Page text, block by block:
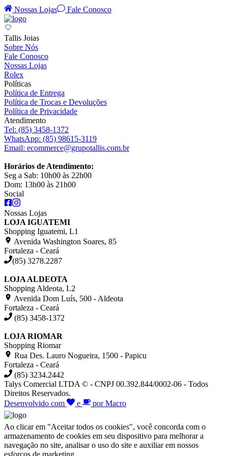
Nossas Lojas Fale Conosco
Tallis Joias
Sobre Nós
Fale Conosco
Nossas Lojas
Rolex
Políticas
Política de Entrega
Política de Trocas e Devoluções
Política de Privacidade
Atendimento
Tel: (85) 3458-1372
WhatsApp: (85) 98615-3119
Email: ecommerce@grupotallis.com.br
Horários de Atendimento:
Seg a Sab: 10h00 às 22h00
Dom: 13h00 às 21h00
Social
Nossas Lojas
LOJA IGUATEMI
Shopping Iguatemi, L1
Avenida Washington Soares, 85
Fortaleza - Ceará
(85) 3278.2287
LOJA ALDEOTA
Shopping Aldeota, L2
Avenida Dom Luís, 500 - Aldeota
Fortaleza - Ceará
(85) 3458-1372
LOJA RIOMAR
Shopping Riomar
Rua Des. Lauro Nogueira, 1500 - Papicu
Fortaleza - Ceará
(85) 3234.2442
Talys Comercial LTDA © - CNPJ 00.392.844/0002-06 - Todos
Direitos Reservados.
Desenvolvido com
e por Macro
Ao clicar em "Aceitar todos os cookies", você concorda com o
armazenamento de cookies em seu dispositivo para melhorar a
navegação no site, analisar o uso do site e auxiliar em nossos
esforços de marketing.